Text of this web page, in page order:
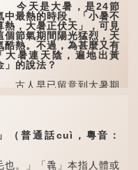
今天是大暑，是24節
中最熱的時段。「小暑不
熱，大暑正伏天」，可見
個節氣期間陽光猛烈，天
酷熱。不過，為甚麼又有
「大暑連天陰，遍地出黃
」的說法？
古人早已留意到大暑期
。」意思是說，大暑時節
火蟲出生，土地濕熱，常
普通話cuì，粵音：
。」「毳」本指人體或